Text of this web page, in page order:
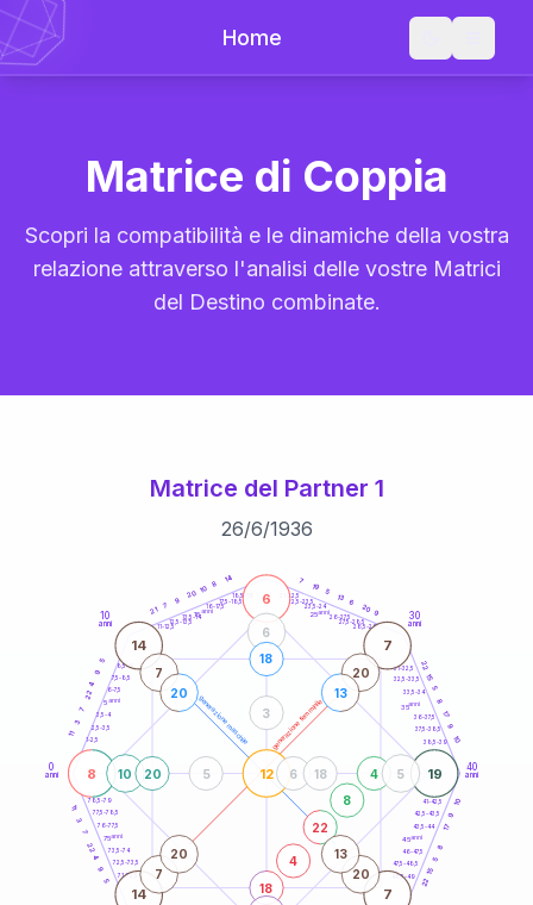
Home
Matrice di Coppia
Scopri la compatibilità e le dinamiche della vostra
relazione attraverso l'analisi delle vostre Matrici
del Destino combinate.
Matrice del Partner 1
26/6/1936
generazione maschile generazione femminile
0
anni
10
anni
30
anni
40
anni
1-2,5
2,5-3,5
3,5-4
6-7,5
7,5-8,5
8,5-9
11-12,5
12,5-13,5
13,5-14
16-17,5
17,5-18,5
18,5-19
21-22,5
22,5-23,5
23,5-24
26-27,5
27,5-28,5
28,5-29
31-32,5
32,5-33,5
33,5-34
36-37,5
37,5-38,5
38,5-39
41-42,5
42,5-43,5
43,5-44
46-47,5
47,5-48,5
48,5-49
71-72,5
72,5-73,5
73,5-74
76-77,5
77,5-78,5
78,5-79
11
3
7
22
4
9
5
21
7
9
20
10
8
14 7
19 5
13
6
20
9
22
15
5
8
17
9
10
10
9
17
8
5
15
22
5
9
4
22
7
3
11
8
6
19
12
14 7
14 7
18
4
22
8
4
10
6
5
20
18
6 18
5
3
7
20
20
13
7
20
20
13
5anni
15 anni 25anni
35anni
45anni
75anni